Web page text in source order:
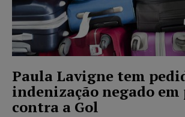
Paula Lavigne tem
indenização negado em
contra a Gol